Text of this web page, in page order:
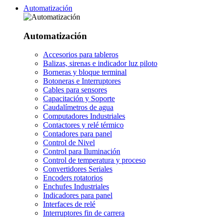
Automatización
Automatización
Accesorios para tableros
Balizas, sirenas e indicador luz piloto
Borneras y bloque terminal
Botoneras e Interruptores
Cables para sensores
Capacitación y Soporte
Caudalímetros de agua
Computadores Industriales
Contactores y relé térmico
Contadores para panel
Control de Nivel
Control para Iluminación
Control de temperatura y proceso
Convertidores Seriales
Encoders rotatorios
Enchufes Industriales
Indicadores para panel
Interfaces de relé
Interruptores fin de carrera